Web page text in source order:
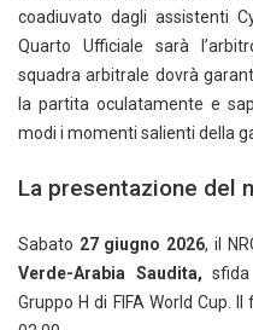
coadiuvato dagli assistenti
Quarto Ufficiale sarà
squadra arbitrale dovrà
la partita oculatamente e
modi i momenti salienti della
La presentazione del
Sabato 27 giugno 2026, il
Verde-Arabia Saudita,
Gruppo H di FIFA World Cup.